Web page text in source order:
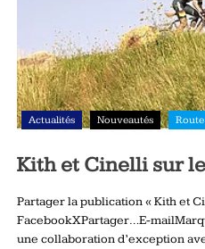
Actualités Nouveautés Route
Kith et Cinelli sur
Partager la publication « Kith et
FacebookXPartager…E-
une collaboration d’exception